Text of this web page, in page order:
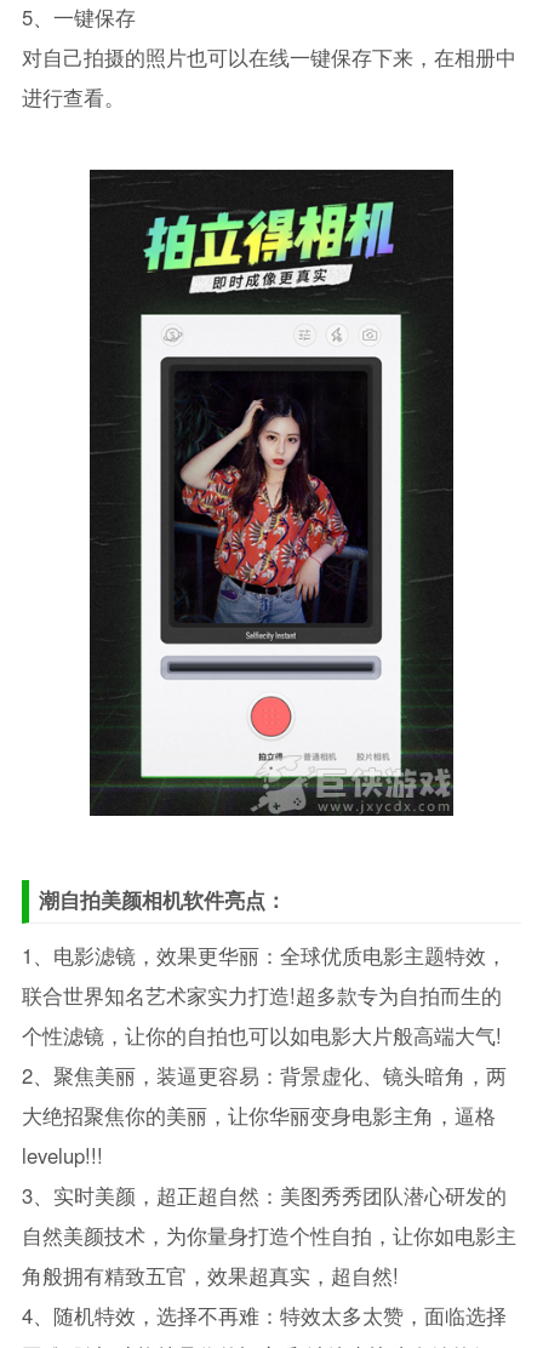
5、一键保存
对自己拍摄的照片也可以在线一键保存下来，在相册中
进行查看。
潮自拍美颜相机软件亮点：
1、电影滤镜，效果更华丽：全球优质电影主题特效，
联合世界知名艺术家实力打造!超多款专为自拍而生的
个性滤镜，让你的自拍也可以如电影大片般高端大气!
2、聚焦美丽，装逼更容易：背景虚化、镜头暗角，两
大绝招聚焦你的美丽，让你华丽变身电影主角，逼格
levelup!!!
3、实时美颜，超正超自然：美图秀秀团队潜心研发的
自然美颜技术，为你量身打造个性自拍，让你如电影主
角般拥有精致五官，效果超真实，超自然!
4、随机特效，选择不再难：特效太多太赞，面临选择